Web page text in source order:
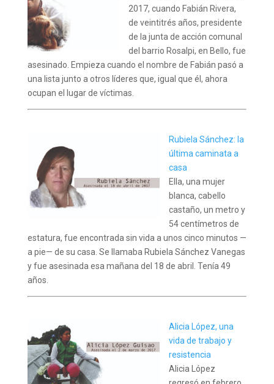
2017, cuando Fabián Rivera,
de veintitrés años, presidente
de la junta de acción comunal
del barrio Rosalpi, en Bello, fue
asesinado. Empieza cuando el nombre de Fabián pasó a
una lista junto a otros líderes que, igual que él, ahora
ocupan el lugar de víctimas.
Rubiela Sánchez: la
última caminata a
casa
Ella, una mujer
blanca, cabello
castaño, un metro y
54 centímetros de
estatura, fue encontrada sin vida a unos cinco minutos —
a pie— de su casa. Se llamaba Rubiela Sánchez Vanegas
y fue asesinada esa mañana del 18 de abril. Tenía 49
años.
Alicia López, una
vida de trabajo y
resistencia
Alicia López